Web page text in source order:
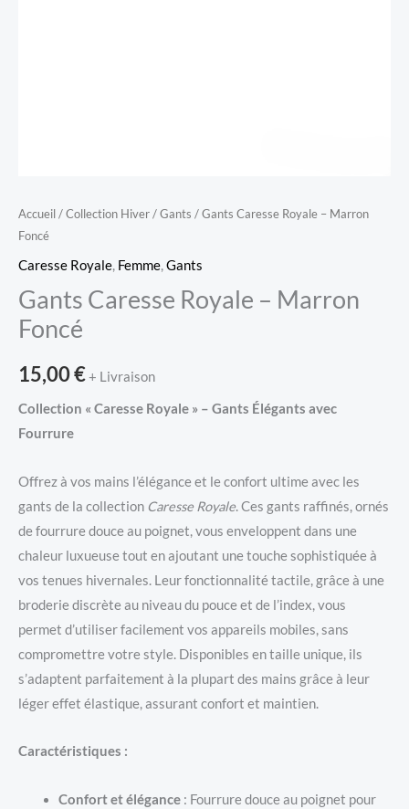
Accueil/Collection Hiver/Gants / Gants Caresse Royale – Marron
Foncé
Caresse Royale, Femme,Gants
Gants Caresse Royale – Marron
Foncé
15,00€+ Livraison
Collection « Caresse Royale » – Gants Élégants avec
Fourrure
Offrez à vos mains l’élégance et le confort ultime avec les
gants de la collection Caresse Royale. Ces gants raffinés, ornés
de fourrure douce au poignet, vous enveloppent dans une
chaleur luxueuse tout en ajoutant une touche sophistiquée à
vos tenues hivernales. Leur fonctionnalité tactile, grâce à une
broderie discrète au niveau du pouce et de l’index, vous
permet d’utiliser facilement vos appareils mobiles, sans
compromettre votre style. Disponibles en taille unique, ils
s’adaptent parfaitement à la plupart des mains grâce à leur
léger effet élastique, assurant confort et maintien.
Caractéristiques :
Confort et élégance: Fourrure douce au poignet pour